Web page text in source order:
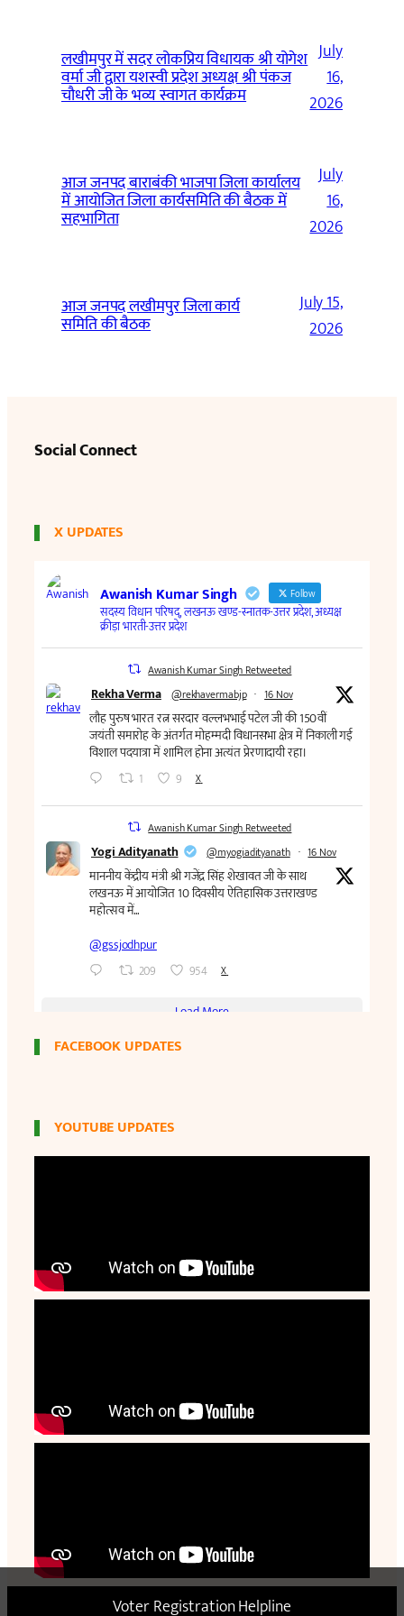
Voter Registration Helpline
लखीमपुर में सदर लोकप्रिय विधायक श्री योगेश
वर्मा जी द्वारा यशस्वी प्रदेश अध्यक्ष श्री पंकज
चौधरी जी के भव्य स्वागत कार्यक्रम
July
16,
2026
आज जनपद बाराबंकी भाजपा जिला कार्यालय
में आयोजित जिला कार्यसमिति की बैठक में
सहभागिता
July
16,
2026
आज जनपद लखीमपुर जिला कार्य
समिति की बैठक
July 15,
2026
Social Connect
X UPDATES
FACEBOOK UPDATES
YOUTUBE UPDATES